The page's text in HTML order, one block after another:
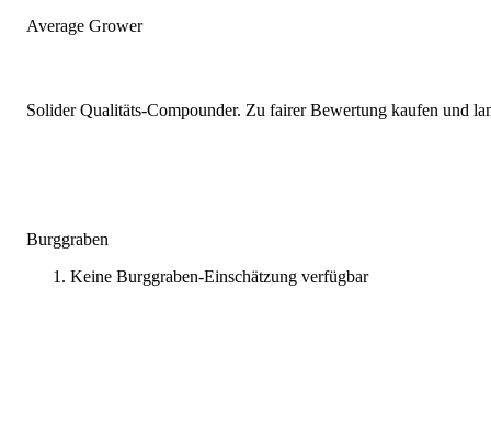
Average Grower
Solider Qualitäts-Compounder. Zu fairer Bewertung kaufen und
Burggraben
Keine Burggraben-Einschätzung verfügbar